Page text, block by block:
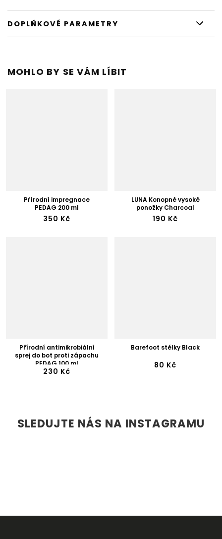
DOPLŇKOVÉ PARAMETRY
MOHLO BY SE VÁM LÍBIT
Přírodní impregnace
PEDAG 200 ml
350 Kč
LUNA Konopné vysoké
ponožky Charcoal
190 Kč
Přírodní antimikrobiální
sprej do bot proti zápachu
PEDAG 100 ml
230 Kč
Barefoot stélky Black
80 Kč
SLEDUJTE NÁS NA INSTAGRAMU